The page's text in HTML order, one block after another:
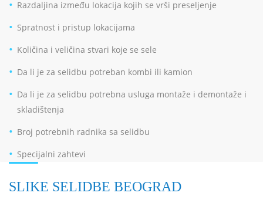
Razdaljina između lokacija kojih se vrši preseljenje
Spratnost i pristup lokacijama
Količina i veličina stvari koje se sele
Da li je za selidbu potreban kombi ili kamion
Da li je za selidbu potrebna usluga montaže i demontaže i
skladištenja
Broj potrebnih radnika sa selidbu
Specijalni zahtevi
SLIKE SELIDBE BEOGRAD